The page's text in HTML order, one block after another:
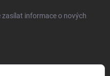
zasílat informace o nových